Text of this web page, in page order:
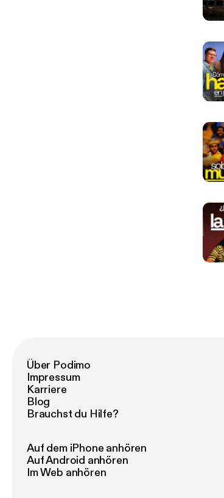
Über Podimo
Impressum
Karriere
Blog
Brauchst du Hilfe?
Auf dem iPhone anhören
Auf Android anhören
Im Web anhören